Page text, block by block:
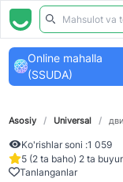
Online mahalla
(SSUDA)
Asosiy / Universal /
Ko'rishlar soni :1 059
5 (2 ta baho) 2 ta
Tanlanganlar